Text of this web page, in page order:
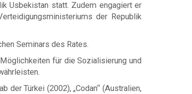
Usbekistan statt. Zudem engagiert er
der Republik
Seminars des Rates.
für die Sozialisierung und
der Türkei (2002), „Codan“ (Australien,